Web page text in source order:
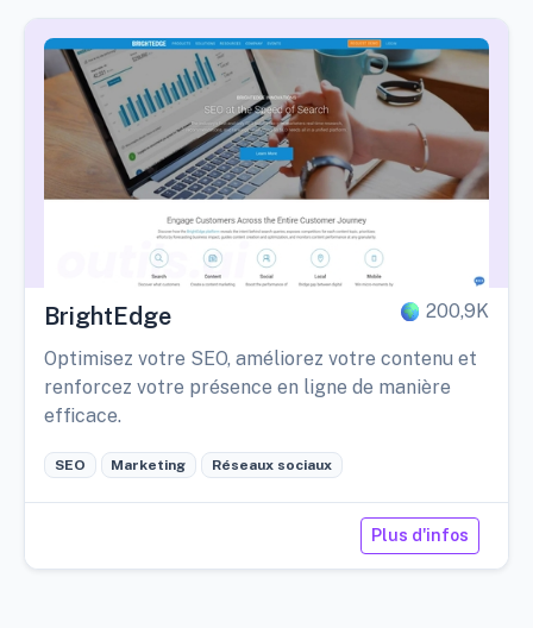
BrightEdge 200,9K
Optimisez votre SEO, améliorez votre contenu et
renforcez votre présence en ligne de manière
efficace.
SEO Marketing Réseaux sociaux
Plus d'infos